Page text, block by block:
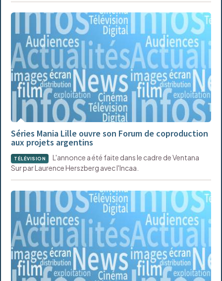
Séries Mania Lille ouvre son Forum de coproduction
aux projets argentins
TÉLÉVISION
L'annonce a été faite dans le cadre de Ventana
Sur par Laurence Herszberg avec l'Incaa.